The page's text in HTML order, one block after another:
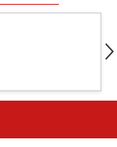
石人の星